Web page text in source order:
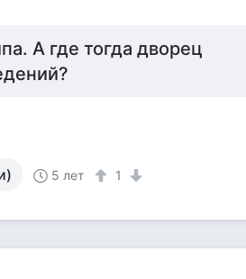
А где тогда дворец
5 лет 1